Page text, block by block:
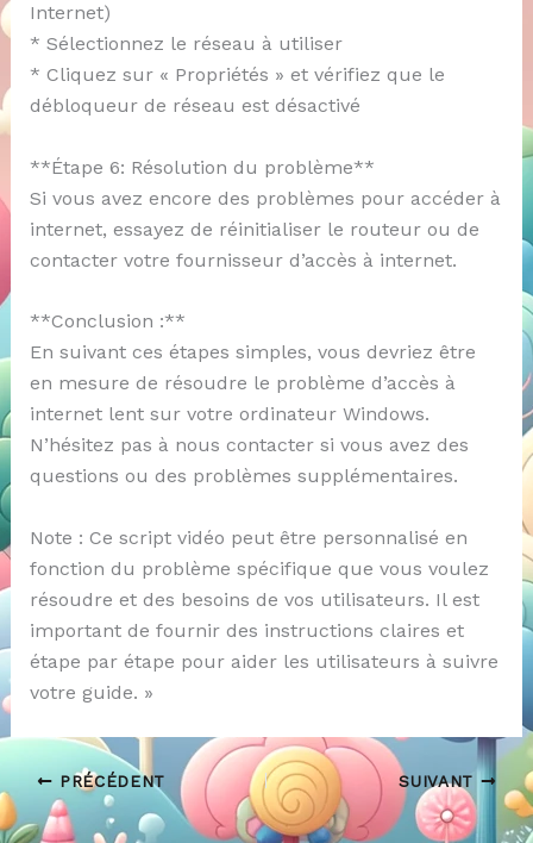
Internet)
* Sélectionnez le réseau à utiliser
* Cliquez sur « Propriétés » et vérifiez que le
débloqueur de réseau est désactivé
**Étape 6: Résolution du problème**
Si vous avez encore des problèmes pour accéder à
internet, essayez de réinitialiser le routeur ou de
contacter votre fournisseur d’accès à internet.
**Conclusion :**
En suivant ces étapes simples, vous devriez être
en mesure de résoudre le problème d’accès à
internet lent sur votre ordinateur Windows.
N’hésitez pas à nous contacter si vous avez des
questions ou des problèmes supplémentaires.
Note : Ce script vidéo peut être personnalisé en
fonction du problème spécifique que vous voulez
résoudre et des besoins de vos utilisateurs. Il est
important de fournir des instructions claires et
étape par étape pour aider les utilisateurs à suivre
votre guide. »
PRÉCÉDENT SUIVANT